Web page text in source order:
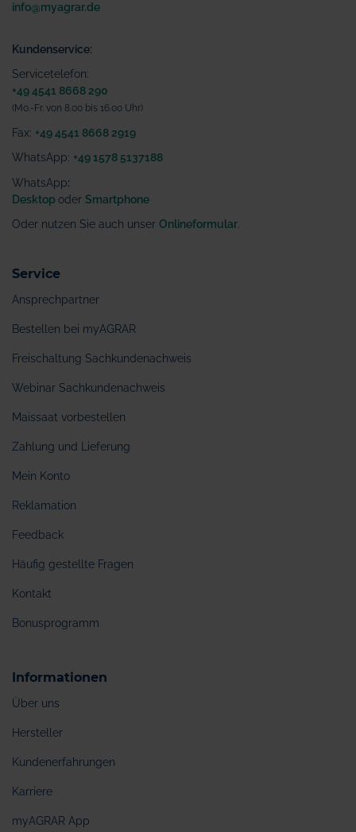
info@myagrar.de
Kundenservice:
Servicetelefon:
+49 4541 8668 290
(Mo.-Fr. von 8.00 bis 16.00 Uhr)
Fax: +49 4541 8668 2919
WhatsApp: +49 1578 5137188
WhatsApp:
Desktop oder Smartphone
Oder nutzen Sie auch unser Onlineformular
Service
Ansprechpartner
Bestellen bei myAGRAR
Freischaltung Sachkundenachweis
Webinar Sachkundenachweis
Maissaat vorbestellen
Zahlung und Lieferung
Mein Konto
Reklamation
Feedback
Häufig gestellte Fragen
Kontakt
Bonusprogramm
Informationen
Über uns
Hersteller
Kundenerfahrungen
Karriere
myAGRAR App